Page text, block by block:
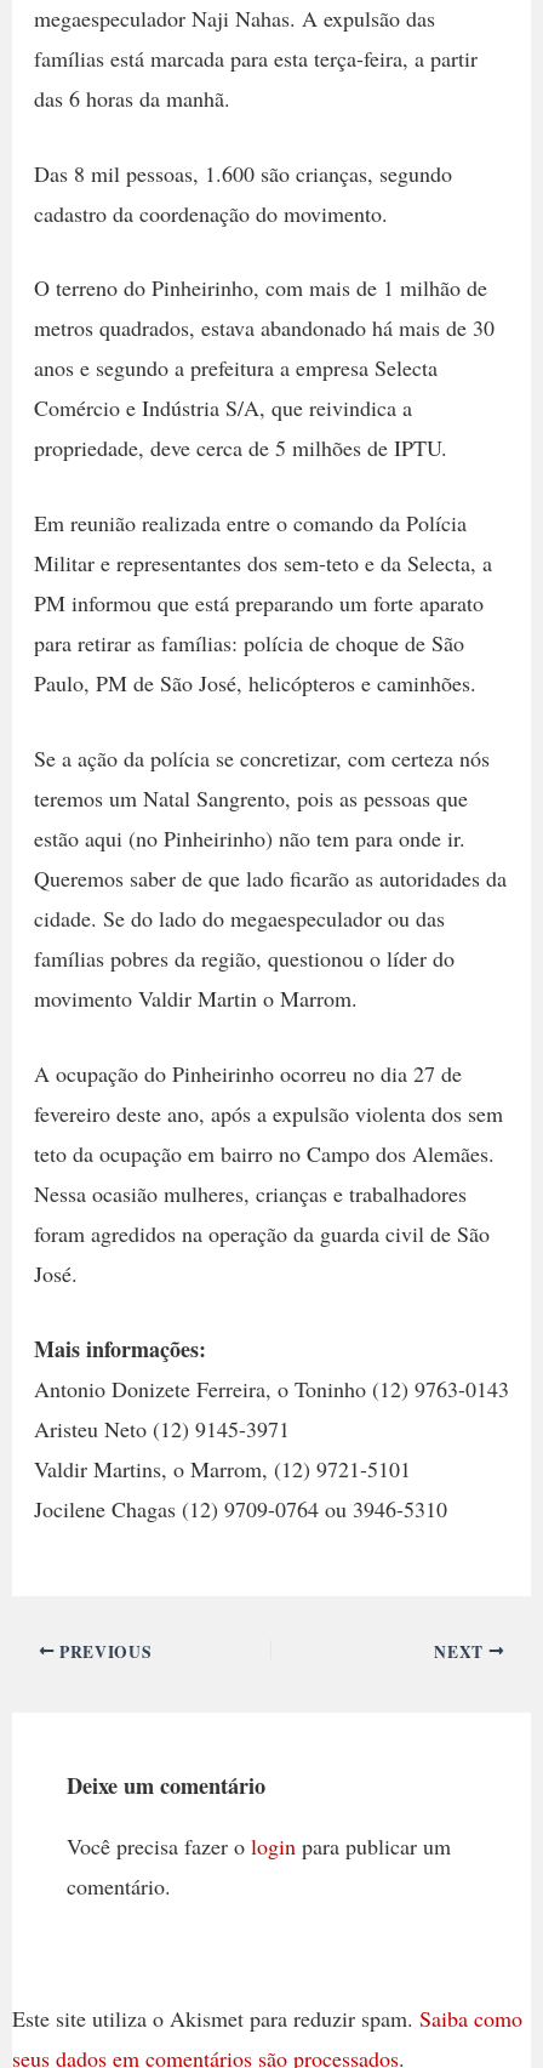
megaespeculador Naji Nahas. A expulsão das
famílias está marcada para esta terça-feira, a partir
das 6 horas da manhã.
Das 8 mil pessoas, 1.600 são crianças, segundo
cadastro da coordenação do movimento.
O terreno do Pinheirinho, com mais de 1 milhão de
metros quadrados, estava abandonado há mais de 30
anos e segundo a prefeitura a empresa Selecta
Comércio e Indústria S/A, que reivindica a
propriedade, deve cerca de 5 milhões de IPTU.
Em reunião realizada entre o comando da Polícia
Militar e representantes dos sem-teto e da Selecta, a
PM informou que está preparando um forte aparato
para retirar as famílias: polícia de choque de São
Paulo, PM de São José, helicópteros e caminhões.
Se a ação da polícia se concretizar, com certeza nós
teremos um Natal Sangrento, pois as pessoas que
estão aqui (no Pinheirinho) não tem para onde ir.
Queremos saber de que lado ficarão as autoridades da
cidade. Se do lado do megaespeculador ou das
famílias pobres da região, questionou o líder do
movimento Valdir Martin o Marrom.
A ocupação do Pinheirinho ocorreu no dia 27 de
fevereiro deste ano, após a expulsão violenta dos sem
teto da ocupação em bairro no Campo dos Alemães.
Nessa ocasião mulheres, crianças e trabalhadores
foram agredidos na operação da guarda civil de São
José.
Mais informações:
Antonio Donizete Ferreira, o Toninho (12) 9763-0143
Aristeu Neto (12) 9145-3971
Valdir Martins, o Marrom, (12) 9721-5101
Jocilene Chagas (12) 9709-0764 ou 3946-5310
PREVIOUS NEXT
Deixe um comentário
Você precisa fazer o login para publicar um
comentário.
Este site utiliza o Akismet para reduzir spam. Saiba como
seus dados em comentários são processados.